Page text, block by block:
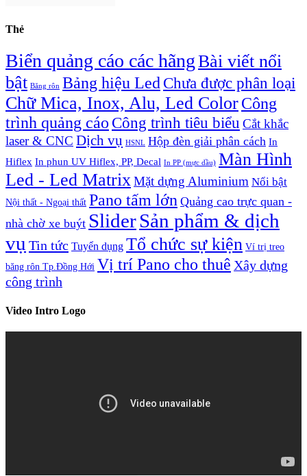
Thẻ
Biển quảng cáo các hãngBài viết nổi
bật Băng rôn Bảng hiệu Led Chưa được phân loại
Chữ Mica, Inox, Alu, Led ColorCông
trình quảng cáo Công trình tiêu biểu Cắt khắc
laser & CNC Dịch vụ HSNL Hộp đèn giải phân cách In
Hiflex In phun UV Hiflex, PP, Decal In PP (mực dầu) Màn Hình
Led - Led MatrixMặt dựng Aluminium Nổi bật
Nội thất - Ngoại thất Pano tấm lớn Quảng cao trực quan -
nhà chờ xe buýt SliderSản phẩm & dịch
vụ Tin tức Tuyển dụng Tổ chức sự kiện Ví trị treo
băng rôn Tp.Đồng Hới Vị trí Pano cho thuê Xây dựng
công trình
Video Intro Logo